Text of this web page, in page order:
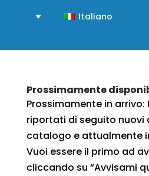
Italiano
Prossimamente
Prossimamente in arrivo:
riportati di seguito nuovi
catalogo e attualmente
Vuoi essere il primo ad
cliccando su “Avvisami